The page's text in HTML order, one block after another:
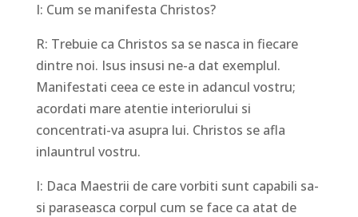
I: Cum se manifesta Christos?
R: Trebuie ca Christos sa se nasca in fiecare
dintre noi. Isus insusi ne-a dat exemplul.
Manifestati ceea ce este in adancul vostru;
acordati mare atentie interiorului si
concentrati-va asupra lui. Christos se afla
inlauntrul vostru.
I: Daca Maestrii de care vorbiti sunt capabili sa-
si paraseasca corpul cum se face ca atat de